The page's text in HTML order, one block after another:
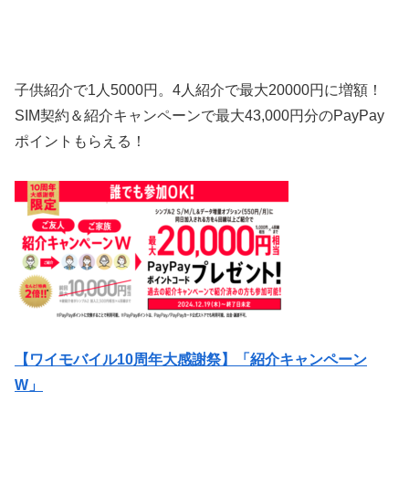
子供紹介で1人5000円。4人紹介で最大20000円に増額！
SIM契約＆紹介キャンペーンで最大43,000円分のPayPay
ポイントもらえる！
【ワイモバイル10周年大感謝祭】「紹介キャンペーン
W」